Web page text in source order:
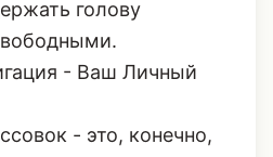
- это
мысли и
шепчут вам
голову